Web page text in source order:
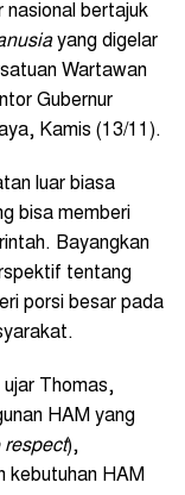
nasional bertajuk
yang digelar
Wartawan
Gubernur
Kamis (13/11).
luar biasa
bisa memberi
Bayangkan
tentang
porsi besar pada
ujar Thomas,
HAM yang
respect),
kebutuhan HAM